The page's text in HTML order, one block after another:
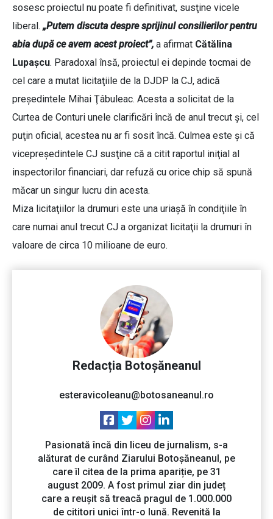
sosesc proiectul nu poate fi definitivat, susţine vicele
liberal. „Putem discuta despre sprijinul consilierilor pentru
abia după ce avem acest proiect”, a afirmat Cătălina
Lupaşcu. Paradoxal însă, proiectul ei depinde tocmai de
cel care a mutat licitaţiile de la DJDP la CJ, adică
preşedintele Mihai Ţâbuleac. Acesta a solicitat de la
Curtea de Conturi unele clarificări încă de anul trecut şi, cel
puţin oficial, acestea nu ar fi sosit încă. Culmea este şi că
vicepreşedintele CJ susţine că a citit raportul iniţial al
inspectorilor financiari, dar refuză cu orice chip să spună
măcar un singur lucru din acesta.
Miza licitaţiilor la drumuri este una uriaşă în condiţiile în
care numai anul trecut CJ a organizat licitaţii la drumuri în
valoare de circa 10 milioane de euro.
Redacția Botoșăneanul
esteravicoleanu@botosaneanul.ro
Pasionată încă din liceu de jurnalism, s-a
alăturat de curând Ziarului Botoșăneanul, pe
care îl citea de la prima apariție, pe 31
august 2009. A fost primul ziar din județ
care a reușit să treacă pragul de 1.000.000
de cititori unici într-o lună. Revenită la